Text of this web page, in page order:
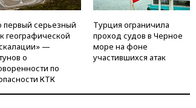
первый серьезный
географической
—
о
по
КТК
Турция ограничила
проход судов в Черное
море на фоне
участившихся атак